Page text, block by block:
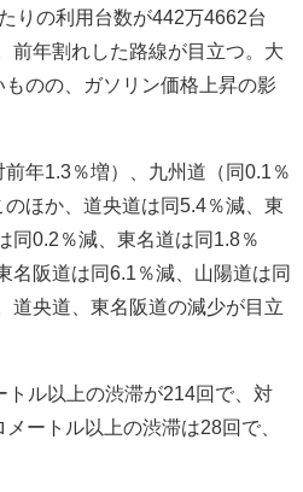
りの利用台数が442万4662台
前年割れした路線が目立つ。大
のの、ガソリン価格上昇の影
年1.3％増）、九州道（同0.1％
ほか、道央道は同5.4％減、東
同0.2％減、東名道は同1.8％
名阪道は同6.1％減、山陽道は同
道央道、東名阪道の減少が目立
ル以上の渋滞が214回で、対
ートル以上の渋滞は28回で、